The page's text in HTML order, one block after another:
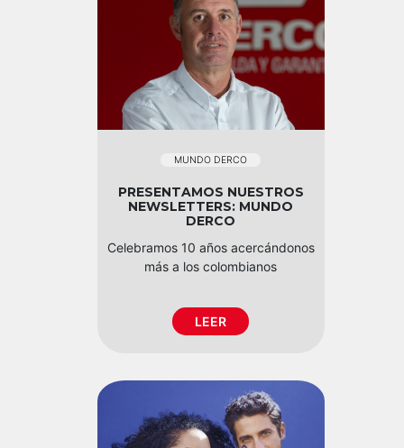
MUNDO DERCO
PRESENTAMOS NUESTROS
NEWSLETTERS: MUNDO
DERCO
Celebramos 10 años acercándonos
más a los colombianos
LEER